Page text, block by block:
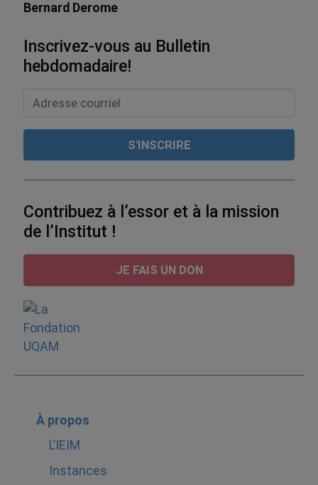
Bernard Derome
Inscrivez-vous au Bulletin
hebdomadaire!
Contribuez à l’essor et à la mission
de l’Institut !
JE FAIS UN DON
À propos
L’IEIM
Instances